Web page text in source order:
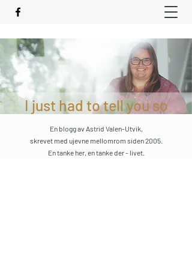
I just had to tell you so
En blogg av Astrid Valen-Utvik,
skrevet med ujevne mellomrom siden 2005.
En tanke her, en tanke der - livet.